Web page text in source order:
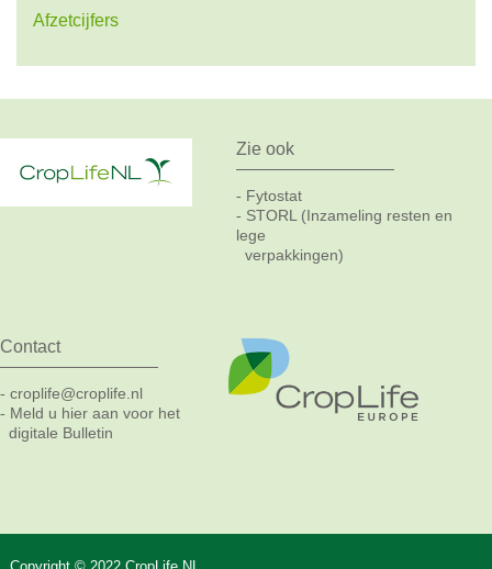
Afzetcijfers
Zie ook
- Fytostat
- STORL (Inzameling resten en
lege
verpakkingen)
Contact
- croplife@croplife.nl
- Meld u hier aan voor het
digitale Bulletin